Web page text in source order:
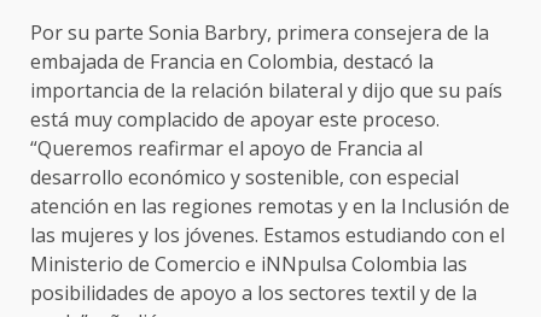
Por su parte Sonia Barbry, primera consejera de la
embajada de Francia en Colombia, destacó la
importancia de la relación bilateral y dijo que su país
está muy complacido de apoyar este proceso.
“Queremos reafirmar el apoyo de Francia al
desarrollo económico y sostenible, con especial
atención en las regiones remotas y en la Inclusión de
las mujeres y los jóvenes. Estamos estudiando con el
Ministerio de Comercio e iNNpulsa Colombia las
posibilidades de apoyo a los sectores textil y de la